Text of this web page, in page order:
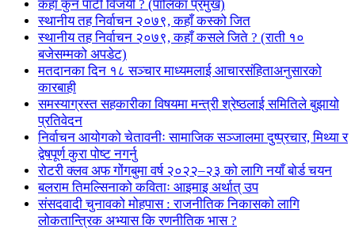
कहाँ कुन पार्टी विजयी ? (पालिका प्रमुख)
स्थानीय तह निर्वाचन २०७९, कहाँ कस्को जित
स्थानीय तह निर्वाचन २०७९, कहाँ कसले जिते ? (राती १०
बजेसम्मको अपडेट)
मतदानका दिन १८ सञ्चार माध्यमलाई आचारसंहिताअनुसारको
कारबाही
समस्याग्रस्त सहकारीका विषयमा मन्त्री श्रेष्ठलाई समितिले बुझायो
प्रतिवेदन
निर्वाचन आयोगको चेतावनीः सामाजिक सञ्जालमा दुष्प्रचार, मिथ्या र
द्वेषपूर्ण कुरा पोष्ट नगर्नु
रोटरी क्लव अफ गोंगबुमा वर्ष २०२२–२३ को लागि नयाँ बोर्ड चयन
बलराम तिमल्सिनाको कविताः आइमाइ अर्थात् उप
संसदवादी चुनावको मोहपास : राजनीतिक निकासको लागि
लोकतान्त्रिक अभ्यास कि रणनीतिक भास ?